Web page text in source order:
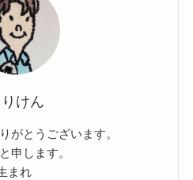
りけん
がとうございます。
申します。
まれ